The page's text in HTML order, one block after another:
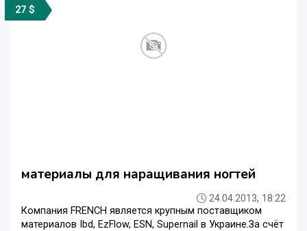
27 $
материалы для наращивания ногтей
24.04.2013, 18:22
Компания FRENCH является крупным поставщиком
материалов Ibd, EzFlow, ESN, Supernail в Украине.За счёт